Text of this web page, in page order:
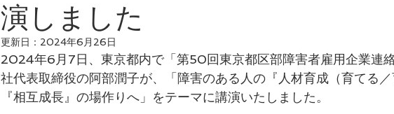
演しました
更新日： 2024年6月26日
2024年6月7日、東京都内で「第50回東京都区部障害者雇用企業連
社代表取締役の阿部潤子が、「障害のある人の『人材育成（育てる
『相互成長』の場作りへ」をテーマに講演いたしました。